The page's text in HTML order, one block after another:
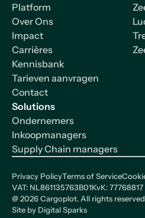
Platform
Over Ons
Impact
Carrières
Kennisbank
Tarieven aanvragen
Contact
Solutions
Ondernemers
Inkoopmanagers
Supply Chain managers
@2026Cargoplot. All rights
Privacy PolicyTerms of Service
VAT: NL861135763B01KvK: 77768817
Site by Digital Sparks